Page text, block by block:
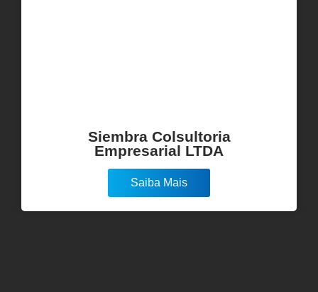
Siembra Colsultoria
Empresarial LTDA
Saiba Mais